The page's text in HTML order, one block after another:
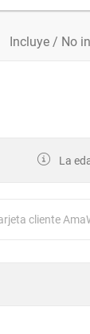
Incluye /
La